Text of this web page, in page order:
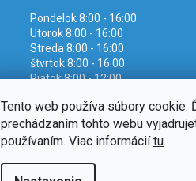
Tento web používa súbory cookie.
prechádzaním tohto webu
používaním. Viac informáciítu.
Pondelok 8:00 - 16:00
Utorok 8:00 - 16:00
Streda 8:00 - 16:00
štvrtok 8:00 - 16:00
Piatok 8:00 - 12:00